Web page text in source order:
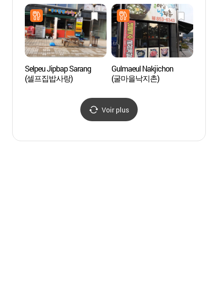
Selpeu Jipbap Sarang
(셀프집밥사랑)
Gulmaeul Nakjichon
(굴마을낙지촌)
Voir plus